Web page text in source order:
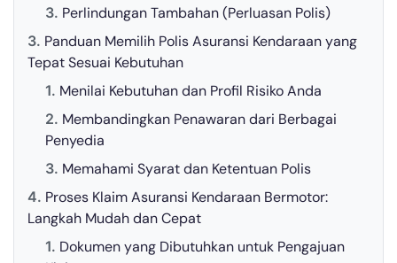
Perlindungan Tambahan (Perluasan Polis)
Panduan Memilih Polis Asuransi Kendaraan yang
Tepat Sesuai Kebutuhan
Menilai Kebutuhan dan Profil Risiko Anda
Membandingkan Penawaran dari Berbagai
Penyedia
Memahami Syarat dan Ketentuan Polis
Proses Klaim Asuransi Kendaraan Bermotor:
Langkah Mudah dan Cepat
Dokumen yang Dibutuhkan untuk Pengajuan